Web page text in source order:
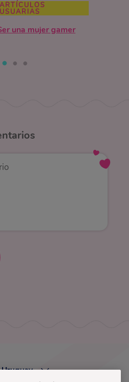
ARTÍCULOS
USUARIAS
una mujer gamer
Uruguay